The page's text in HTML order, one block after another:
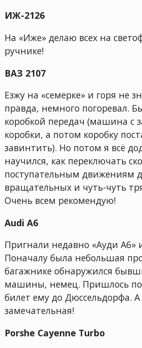
ИЖ-2126
На «Иже» делаю всех на
ручнике!
ВАЗ 2107
Езжу на «семерке» и горя не
правда, немного погоревал.
коробкой передач (машина с
коробки, а потом коробку
завинтить). Но потом я всё
научился, как переключать
поступательным движениям
вращательных и чуть-чуть
Очень всем рекомендую!
Audi A6
Пригнали недавно «Ауди А6»
Поначалу была небольшая
багажнике обнаружился
машины, немец. Пришлось
билет ему до Дюссельдорфа.
замечательная!
Porshe Cayenne Turbo